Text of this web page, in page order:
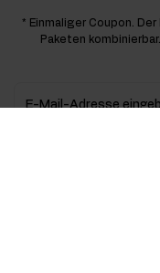
* Einmaliger Coupon.
Paketen
E-Mail-Adresse